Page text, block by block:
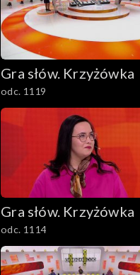
Gra słów. Krzyżówka
odc. 1119
Gra słów. Krzyżówka
odc. 1114